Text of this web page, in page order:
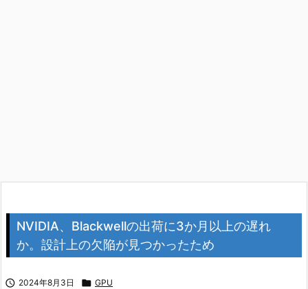
NVIDIA、Blackwellの出荷に3か月以上の遅れ
か。設計上の欠陥が見つかったため
 2024年8月3日  GPU